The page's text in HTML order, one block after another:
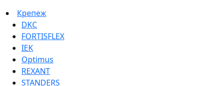
Крепеж
DKC
FORTISFLEX
IEK
Optimus
REXANT
STANDERS